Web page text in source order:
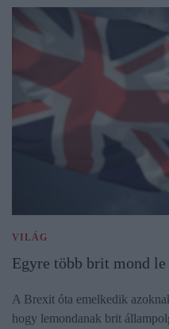
VILÁG
Egyre több brit mond
A Brexit óta emelkedik
hogy lemondanak brit